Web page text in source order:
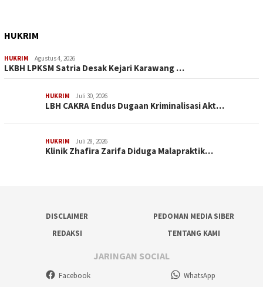
HUKRIM
HUKRIM Agustus 4, 2026
LKBH LPKSM Satria Desak Kejari Karawang …
HUKRIM Juli 30, 2026
LBH CAKRA Endus Dugaan Kriminalisasi Akt…
HUKRIM Juli 28, 2026
Klinik Zhafira Zarifa Diduga Malapraktik…
DISCLAIMER
PEDOMAN MEDIA SIBER
REDAKSI
TENTANG KAMI
JARINGAN SOCIAL
Facebook WhatsApp